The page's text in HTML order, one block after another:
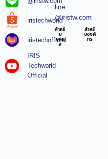
iristechworld
iristechofficial
IRIS
Techworld
Official
line :
@iristw.com
สำหรั
บ
บุคค
ล
สำหรั
บองค์
กร